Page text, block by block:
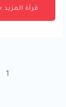
قرأة المزيد
1